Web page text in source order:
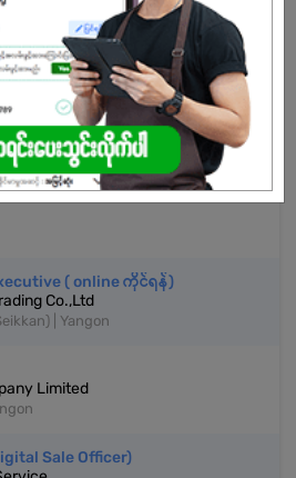
an account?
NOW!
( online ကိုင်ရန်)
Co.,Ltd
| Yangon
Limited
Sale Officer)